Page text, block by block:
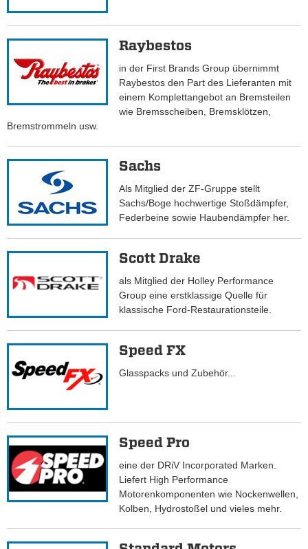
Raybestos
in der First Brands Group übernimmt
Raybestos den Part des Lieferanten mit
einem Komplettangebot an Bremsteilen
wie Bremsscheiben, Bremsklötzen,
Bremstrommeln usw.
Sachs
Als Mitglied der ZF-Gruppe stellt
Sachs/Boge hochwertige Stoßdämpfer,
Federbeine sowie Haubendämpfer her.
Scott Drake
als Mitglied der Holley Performance
Group eine erstklassige Quelle für
klassische Ford-Restaurationsteile.
Speed FX
Glasspacks und Zubehör...
Speed Pro
eine der DRiV Incorporated Marken.
Liefert High Performance
Motorenkomponenten wie Nockenwellen,
Kolben, Hydrostoßel und vieles mehr.